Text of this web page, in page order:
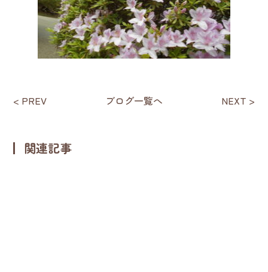
< PREV ブログ一覧へ NEXT >
関連記事